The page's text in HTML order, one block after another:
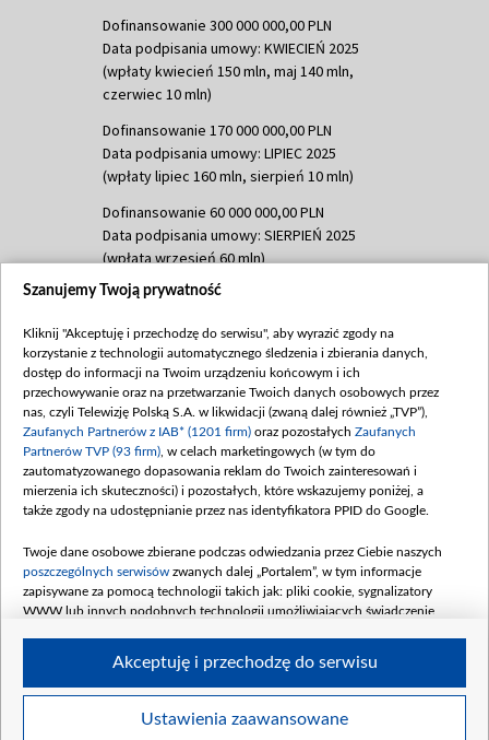
Dofinansowanie 300 000 000,00 PLN
Data podpisania umowy: KWIECIEŃ 2025
(wpłaty kwiecień 150 mln, maj 140 mln,
czerwiec 10 mln)
Dofinansowanie 170 000 000,00 PLN
Data podpisania umowy: LIPIEC 2025
(wpłaty lipiec 160 mln, sierpień 10 mln)
Dofinansowanie 60 000 000,00 PLN
Data podpisania umowy: SIERPIEŃ 2025
(wpłata wrzesień 60 mln)
Dofinansowanie 635 783 051,21 PLN
(wpłata wrzesień 100 mln, październik 350
mln, listopad 265 mln)
Dofinansowanie 48 862 000,00 PLN
Data podpisania umowy: GRUDZIEŃ 2025
(wpłata grudzień 60,548 mln)
Dofinansowanie 900 000 000,00 PLN
Data podpisania umowy: LUTY 2026 (wpłata
kwiecień 180 mln, 7 maja 180 mln, 8
czerwca 90 mln)
Dofinansowanie 250 000 000,00 PLN
4 sierpnia 250 mln
Szanujemy Twoją prywatność
Kliknij "Akceptuję i przechodzę do serwisu", aby wyrazić zgody na
korzystanie z technologii automatycznego śledzenia i zbierania danych,
dostęp do informacji na Twoim urządzeniu końcowym i ich
przechowywanie oraz na przetwarzanie Twoich danych osobowych przez
nas, czyli Telewizję Polską S.A. w likwidacji (zwaną dalej również „TVP”),
Zaufanych Partnerów z IAB* (1201 firm) oraz pozostałych Zaufanych
Partnerów TVP (93 firm) , w celach marketingowych (w tym do
zautomatyzowanego dopasowania reklam do Twoich zainteresowań i
mierzenia ich skuteczności) i pozostałych, które wskazujemy poniżej, a
także zgody na udostępnianie przez nas identyfikatora PPID do Google.
Twoje dane osobowe zbierane podczas odwiedzania przez Ciebie naszych
poszczególnych serwisów zwanych dalej „Portalem”, w tym informacje
zapisywane za pomocą technologii takich jak: pliki cookie, sygnalizatory
WWW lub innych podobnych technologii umożliwiających świadczenie
Twoje dane osobowe zbierane podczas odwiedzania przez Ciebie
Ustawienia zaawansowane
Akceptuję i przechodzę do serwisu